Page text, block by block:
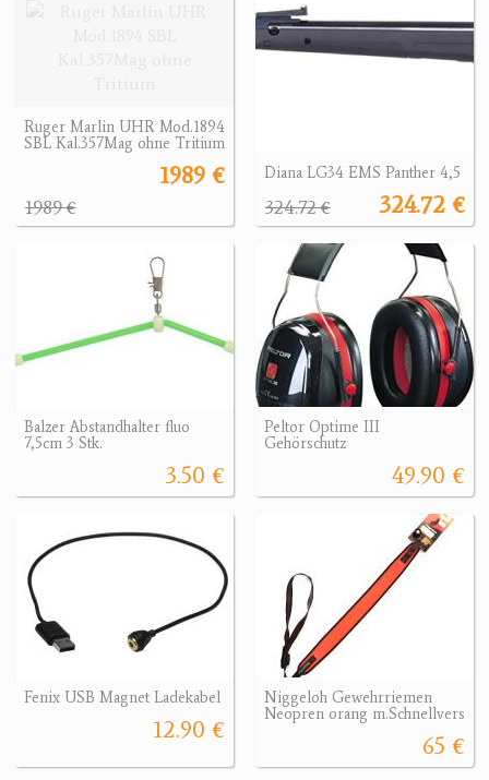
Ruger Marlin UHR Mod.1894
SBL Kal.357Mag ohne Tritium
1989 €
1989 €
Diana LG34 EMS Panther 4,5
324.72 €
324.72 €
Balzer Abstandhalter fluo
7,5cm 3 Stk.
3.50 €
Peltor Optime III
Gehörschutz
49.90 €
Fenix USB Magnet Ladekabel
12.90 €
Niggeloh Gewehrriemen
Neopren orang m.Schnellvers
65 €